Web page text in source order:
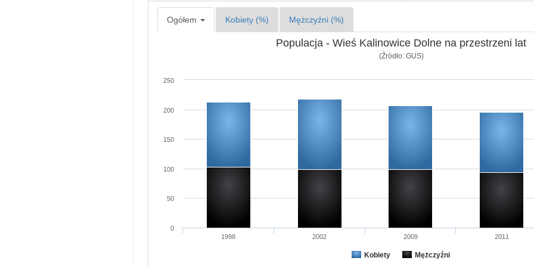
Ogółem Kobiety (%) Mężczyźni (%)
Populacja - Wieś Kalinowice Dolne na przestrzeni lat
(Źródło: GUS)
Kobiety Mężczyźni
1998 2002 2009 2011
0
50
100
150
200
250